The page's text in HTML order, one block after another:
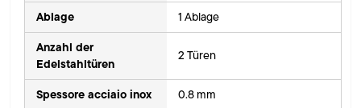
Ablage 1 Ablage
Anzahl der
Edelstahltüren
2 Türen
Spessore acciaio inox 0.8 mm